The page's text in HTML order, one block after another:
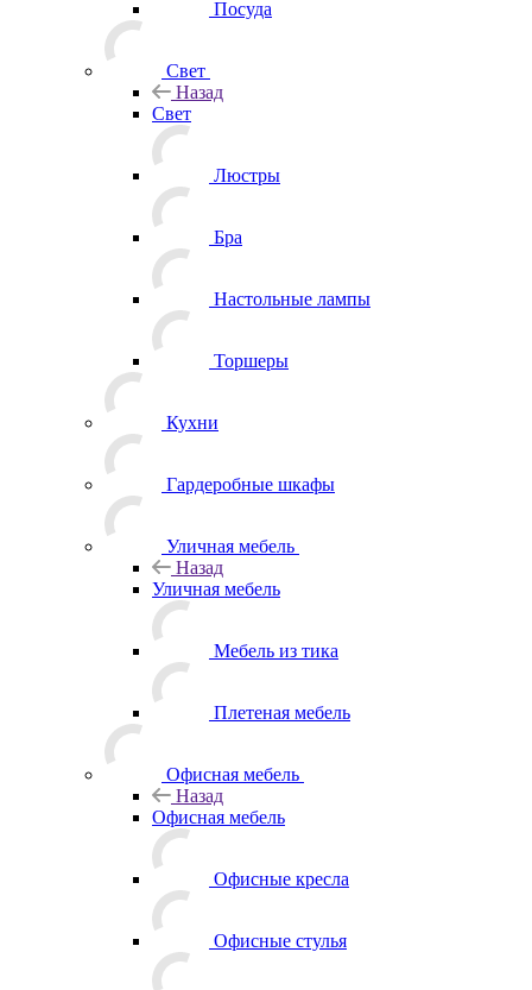
Посуда
Свет
Назад
Свет
Люстры
Бра
Настольные лампы
Торшеры
Кухни
Гардеробные шкафы
Уличная мебель
Назад
Уличная мебель
Мебель из тика
Плетеная мебель
Офисная мебель
Назад
Офисная мебель
Офисные кресла
Офисные стулья